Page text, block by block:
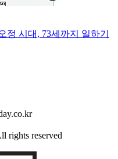
정 시대, 73세까지 일하기
rights reserved